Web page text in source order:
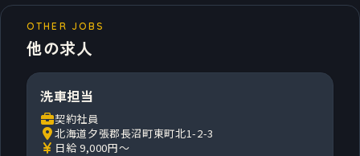
OTHER JOBS
他の求人
洗車担当
契約社員
北海道夕張郡長沼町東町北1-2-3
日給 9,000円～